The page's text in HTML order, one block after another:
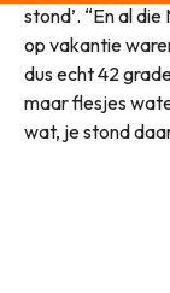
stond’. “En al
op vakantie
dus echt 42
maar flesjes
wat, je stond